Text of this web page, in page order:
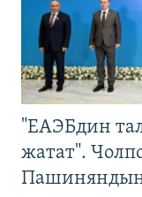
"ЕАЭБдин
жатат".